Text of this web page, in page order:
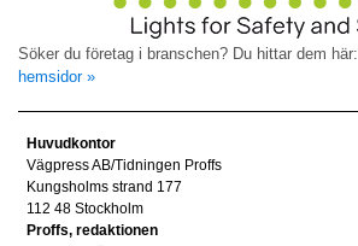
Söker du företag i branschen? Du hittar dem här:
hemsidor »
Huvudkontor
Vägpress AB/Tidningen Proffs
Kungsholms strand 177
112 48 Stockholm
Proffs, redaktionen